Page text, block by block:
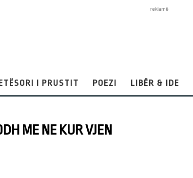
reklamë
I PRUSTIT POEZI LIBËR & IDE
ME NE KUR VJEN